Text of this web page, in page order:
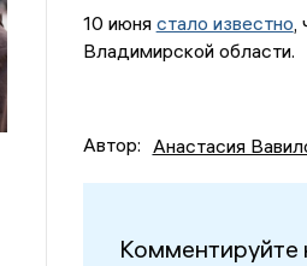
10 июня стало известно,
Владимирской области.
Автор: Анастасия
Комментируйте